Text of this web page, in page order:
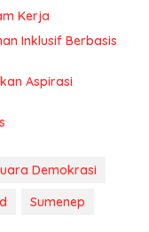
Kerja
Inklusif Berbasis
Aspirasi
Demokrasi
Sumenep